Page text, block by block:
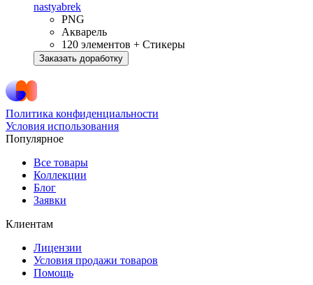
nastyabrek
PNG
Акварель
120 элементов + Стикеры
Заказать доработку
Политика конфиденциальности
Условия использования
Популярное
Все товары
Коллекции
Блог
Заявки
Клиентам
Лицензии
Условия продажи товаров
Помощь